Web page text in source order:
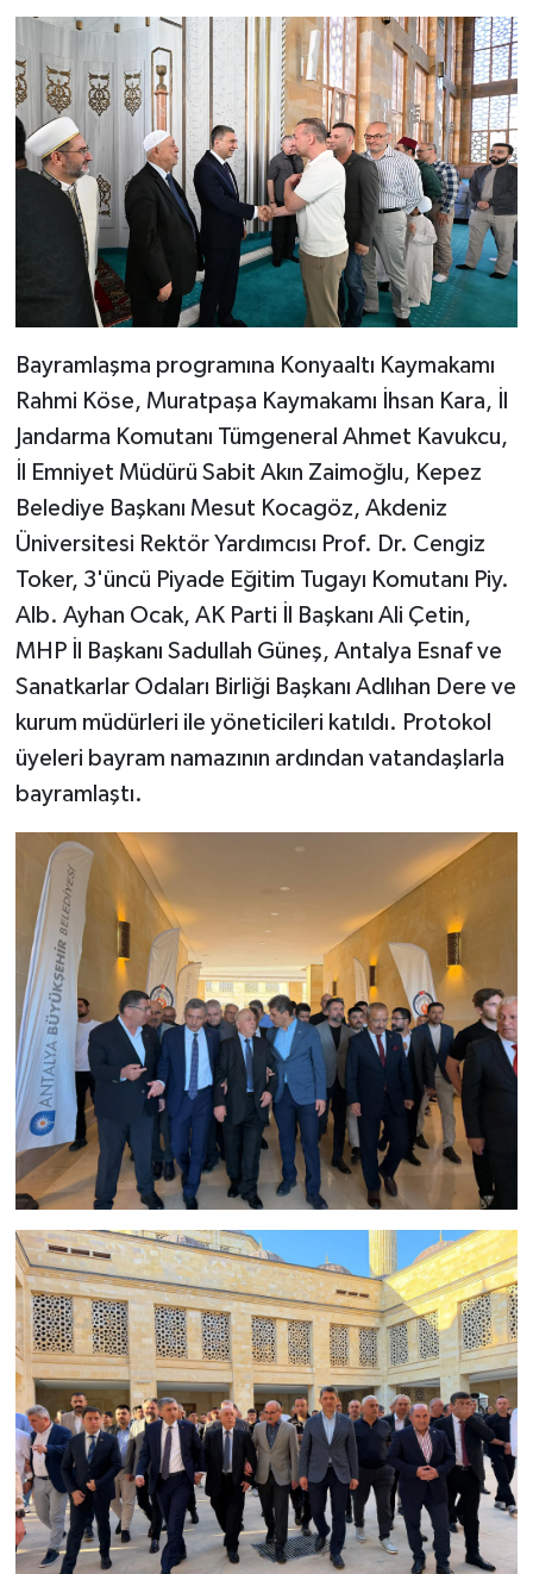
Bayramlaşma programına Konyaaltı Kaymakamı
Rahmi Köse, Muratpaşa Kaymakamı İhsan Kara, İl
Jandarma Komutanı Tümgeneral Ahmet Kavukcu,
İl Emniyet Müdürü Sabit Akın Zaimoğlu, Kepez
Belediye Başkanı Mesut Kocagöz, Akdeniz
Üniversitesi Rektör Yardımcısı Prof. Dr. Cengiz
Toker, 3'üncü Piyade Eğitim Tugayı Komutanı Piy.
Alb. Ayhan Ocak, AK Parti İl Başkanı Ali Çetin,
MHP İl Başkanı Sadullah Güneş, Antalya Esnaf ve
Sanatkarlar Odaları Birliği Başkanı Adlıhan Dere ve
kurum müdürleri ile yöneticileri katıldı. Protokol
üyeleri bayram namazının ardından vatandaşlarla
bayramlaştı.